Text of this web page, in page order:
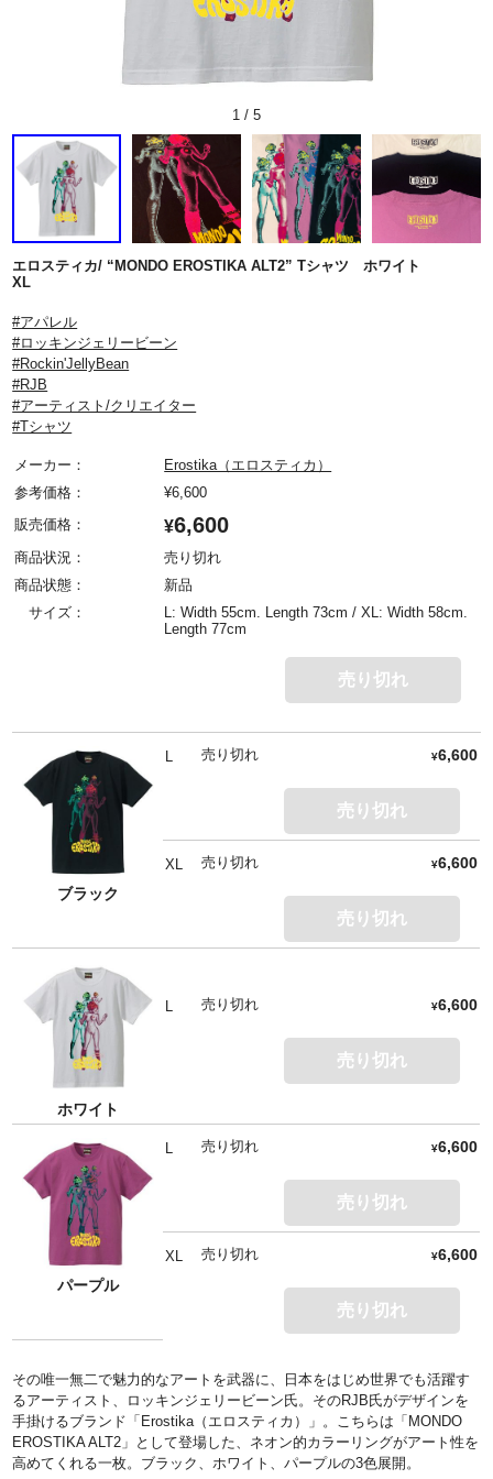
1 / 5
エロスティカ/ “MONDO EROSTIKA ALT2” Tシャツ ホワイト
XL
#アパレル
#ロッキンジェリービーン
#Rockin'JellyBean
#RJB
#アーティスト/クリエイター
#Tシャツ
メーカー：
Erostika（エロスティカ）
参考価格：
¥6,600
販売価格：
¥6,600
商品状況：
売り切れ
商品状態：
新品
サイズ：
L: Width 55cm. Length 73cm / XL: Width 58cm.
Length 77cm
売り切れ
ブラック
売り切れ ¥6,600
売り切れ
XL 売り切れ ¥6,600
売り切れ
ホワイト
売り切れ ¥6,600
売り切れ
パープル
売り切れ ¥6,600
売り切れ
XL 売り切れ ¥6,600
売り切れ
その唯一無二で魅力的なアートを武器に、日本をはじめ世界でも活躍す
るアーティスト、ロッキンジェリービーン氏。そのRJB氏がデザインを
手掛けるブランド「Erostika（エロスティカ）」。こちらは「MONDO
EROSTIKA ALT2」として登場した、ネオン的カラーリングがアート性を
高めてくれる一枚。ブラック、ホワイト、パープルの3色展開。